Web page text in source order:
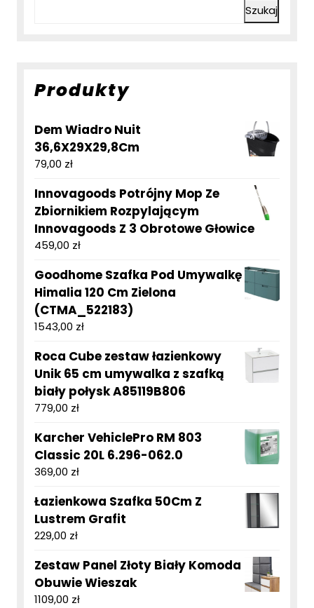
Szukaj
Produkty
Dem Wiadro Nuit
36,6X29X29,8Cm
79,00 zł
Innovagoods Potrójny Mop Ze
Zbiornikiem Rozpylającym
Innovagoods Z 3 Obrotowe Głowice
459,00 zł
Goodhome Szafka Pod Umywalkę
Himalia 120 Cm Zielona
(CTMA_522183)
1543,00 zł
Roca Cube zestaw łazienkowy
Unik 65 cm umywalka z szafką
biały połysk A85119B806
779,00 zł
Karcher VehiclePro RM 803
Classic 20L 6.296-062.0
369,00 zł
Łazienkowa Szafka 50Cm Z
Lustrem Grafit
229,00 zł
Zestaw Panel Złoty Biały Komoda
Obuwie Wieszak
1109,00 zł